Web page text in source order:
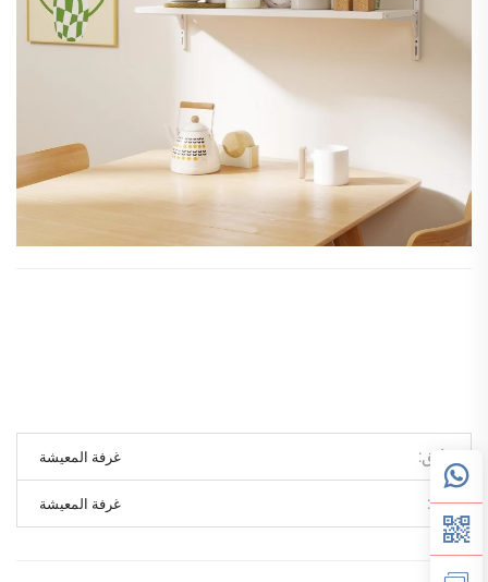
سابق غرفة المعيشة
تالي غرفة المعيشة